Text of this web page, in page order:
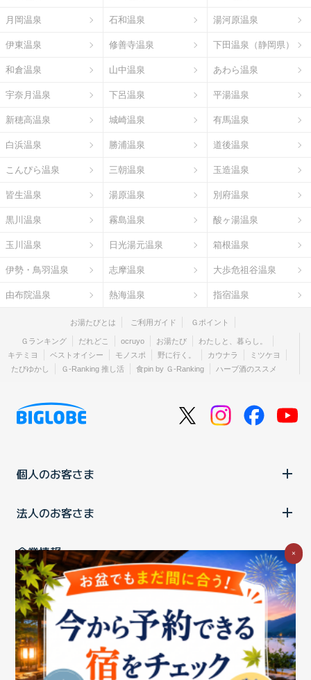
月岡温泉 石和温泉 湯河原温泉
伊東温泉 修善寺温泉 下田温泉（静岡県）
和倉温泉 山中温泉 あわら温泉
宇奈月温泉 下呂温泉 平湯温泉
新穂高温泉 城崎温泉 有馬温泉
白浜温泉 勝浦温泉 道後温泉
こんぴら温泉 三朝温泉 玉造温泉
皆生温泉 湯原温泉 別府温泉
黒川温泉 霧島温泉 酸ヶ湯温泉
玉川温泉 日光湯元温泉 箱根温泉
伊勢・鳥羽温泉 志摩温泉 大歩危祖谷温泉
由布院温泉 熱海温泉 指宿温泉
お湯たびとは ご利用ガイド Ｇポイント
Ｇランキング だれどこ ocruyo お湯たび
わたしと、暮らし。
キテミヨ
ベストオイシー モノスポ 野に行く。 カウナラ
ミツケヨ
たびゆかし
Ｇ-Ranking 推し活 食pin by Ｇ-Ranking ハーブ酒のススメ
個人のお客さま
法人のお客さま
企業情報
ご利用中の方
お問い合わせ消費税の表示 ウェブアクセシビリティの取り組み
個人情報保護ポリシープライバシーポータル
Cookieポリシー
特定商取引法に基づく表記情報セキュリティ基本方針
商標についてBIGLOBEトップ
×